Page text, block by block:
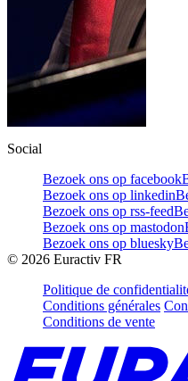
Social
Bezoek ons op facebook
Bezoek ons op linkedin
Bezoek ons op rss-feed
Bezoek ons op mastodon
Bezoek ons op bluesky
© 2026 Euractiv FR
Politique de
Conditions générales
Conditions de vente